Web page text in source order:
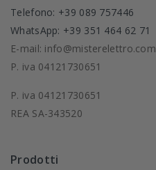
Telefono: +39 089 757446
WhatsApp: +39 351 464 62 71
E-mail: info@misterelettro.com
P. iva 04121730651
P. iva 04121730651
REA SA-343520
Prodotti